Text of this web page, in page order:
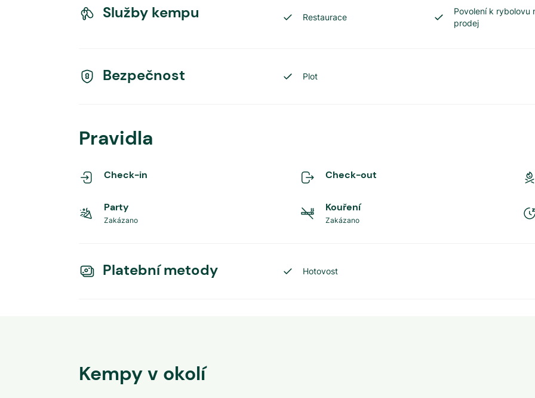
Služby kempu Restaurace
Povolení k rybolovu
prodej
Bezpečnost Plot
Pravidla
Check-in Check-out
Party
Zakázano
Kouření
Zakázano
Platební metody Hotovost
Kempy v okolí